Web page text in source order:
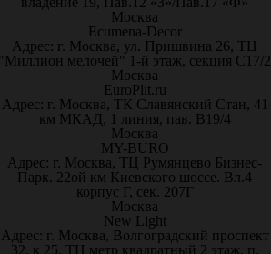
Москва
Ecumena-Decor
Адрес: г. Москва, ул. Пришвина 26, ТЦ
мелочей" 1-й этаж, секция С17/2
Москва
EuroPlit.ru
Адрес: г. Москва, ТК Славянский Стан, 41
км МКАД, 1 линия, пав. В19/4
Москва
MY-BURO
Адрес: г. Москва, ТЦ Румянцево Бизнес-
Парк. 22ой км Киевского шоссе. Вл.4
корпус Г, сек. 207Г
Москва
New Light
Адрес: г. Москва, Волгоградский проспект
32, к 25. ТЦ метр квадратный 2 этаж, п.